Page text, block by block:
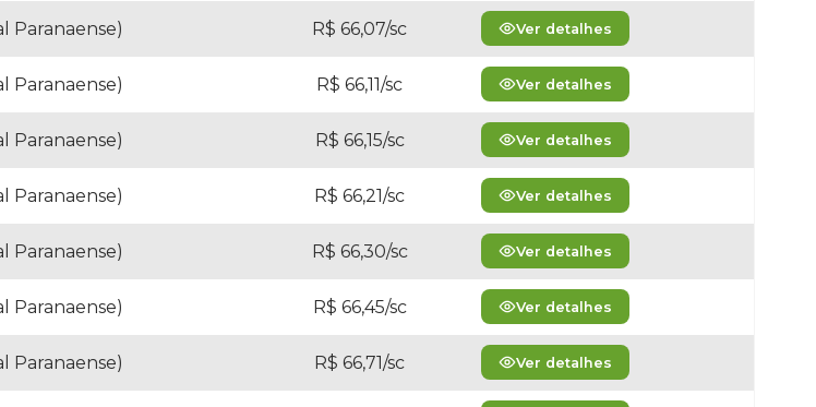
Paranaense) R$ 66,07/sc Ver detalhes
Paranaense) R$ 66,11/sc Ver detalhes
Paranaense) R$ 66,15/sc Ver detalhes
Paranaense) R$ 66,21/sc Ver detalhes
Paranaense) R$ 66,30/sc Ver detalhes
Paranaense) R$ 66,45/sc Ver detalhes
Paranaense) R$ 66,71/sc Ver detalhes